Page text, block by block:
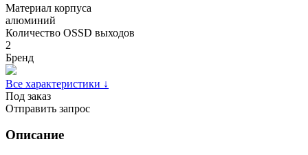
Материал корпуса
алюминий
Количество OSSD выходов
2
Бренд
Все характеристики ↓
Под заказ
Отправить запрос
Описание